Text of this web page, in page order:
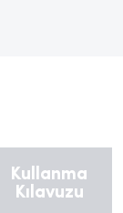
Kullanma
Kılavuzu